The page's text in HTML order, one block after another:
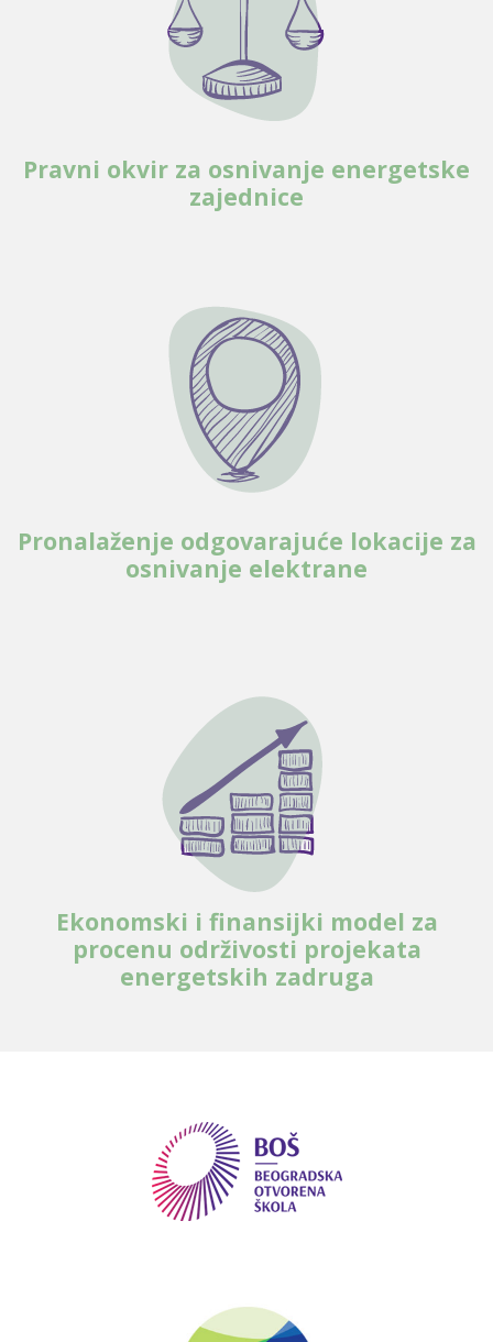
Pravni okvir za osnivanje energetske
zajednice
Pronalaženje odgovarajuće lokacije za
osnivanje elektrane
Ekonomski i finansijki model za
procenu održivosti projekata
energetskih zadruga